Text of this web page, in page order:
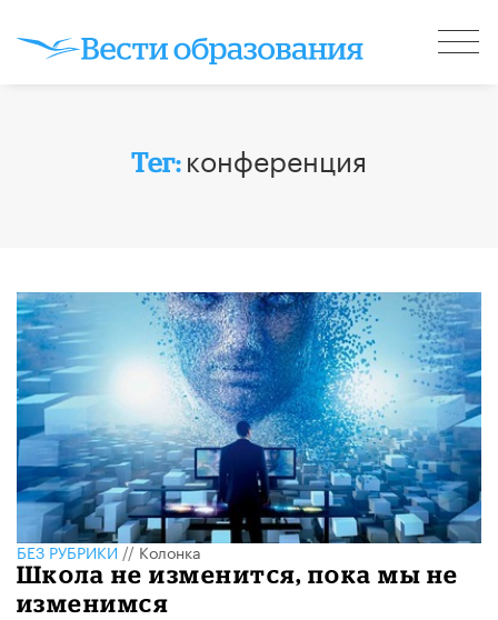
Тег: конференция
БЕЗ РУБРИКИ//Колонка
Школа не изменится, пока мы не
изменимся